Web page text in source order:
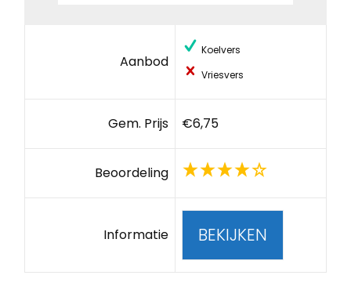
Aanbod
Koelvers
Vriesvers
Gem. Prijs €6,75
Beoordeling
Informatie BEKIJKEN